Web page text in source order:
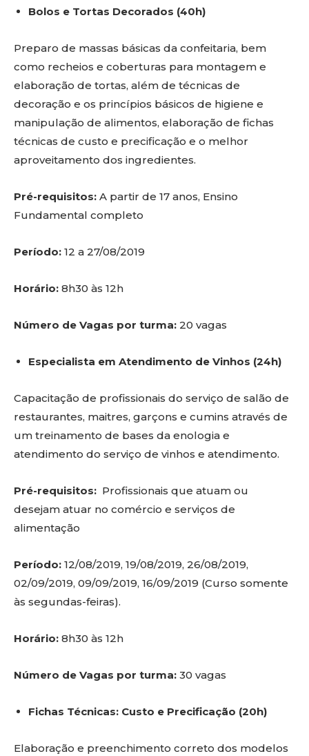
Bolos e Tortas Decorados (40h)
Preparo de massas básicas da confeitaria, bem
como recheios e coberturas para montagem e
elaboração de tortas, além de técnicas de
decoração e os princípios básicos de higiene e
manipulação de alimentos, elaboração de fichas
técnicas de custo e precificação e o melhor
aproveitamento dos ingredientes.
Pré-requisitos: A partir de 17 anos, Ensino
Fundamental completo
Período: 12 a 27/08/2019
Horário: 8h30 às 12h
Número de Vagas por turma: 20 vagas
Especialista em Atendimento de Vinhos (24h)
Capacitação de profissionais do serviço de salão de
restaurantes, maitres, garçons e cumins através de
um treinamento de bases da enologia e
atendimento do serviço de vinhos e atendimento.
Pré-requisitos: Profissionais que atuam ou
desejam atuar no comércio e serviços de
alimentação
Período: 12/08/2019, 19/08/2019, 26/08/2019,
02/09/2019, 09/09/2019, 16/09/2019 (Curso somente
às segundas-feiras).
Horário: 8h30 às 12h
Número de Vagas por turma: 30 vagas
Fichas Técnicas: Custo e Precificação (20h)
Elaboração e preenchimento correto dos modelos